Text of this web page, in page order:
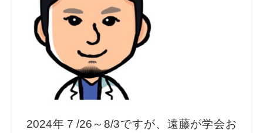
2024年７/26～8/3ですが、遠藤が学会お